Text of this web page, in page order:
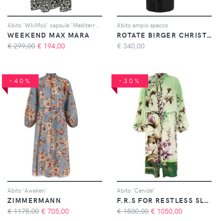
Abito 'WkiMoli' capsule 'Mediterranean Ease'
WEEKEND MAX MARA
€ 299,00 € 194,00
Abito ampio spacco
ROTATE BIRGER CHRISTENSEN
€ 340,00
-40%
Abito 'Awaken'
ZIMMERMANN
€ 1175,00 € 705,00
-30%
Abito 'Cenide'
F.R.S FOR RESTLESS SLEEPERS
€ 1500,00 € 1050,00